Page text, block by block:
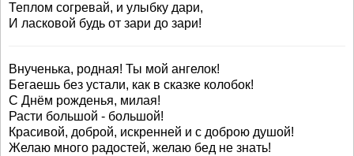
Теплом согревай, и улыбку дари,
И ласковой будь от зари до зари!
Внученька, родная! Ты мой ангелок!
Бегаешь без устали, как в сказке колобок!
С Днём рожденья, милая!
Расти большой - большой!
Красивой, доброй, искренней и с доброю душой!
Желаю много радостей, желаю бед не знать!